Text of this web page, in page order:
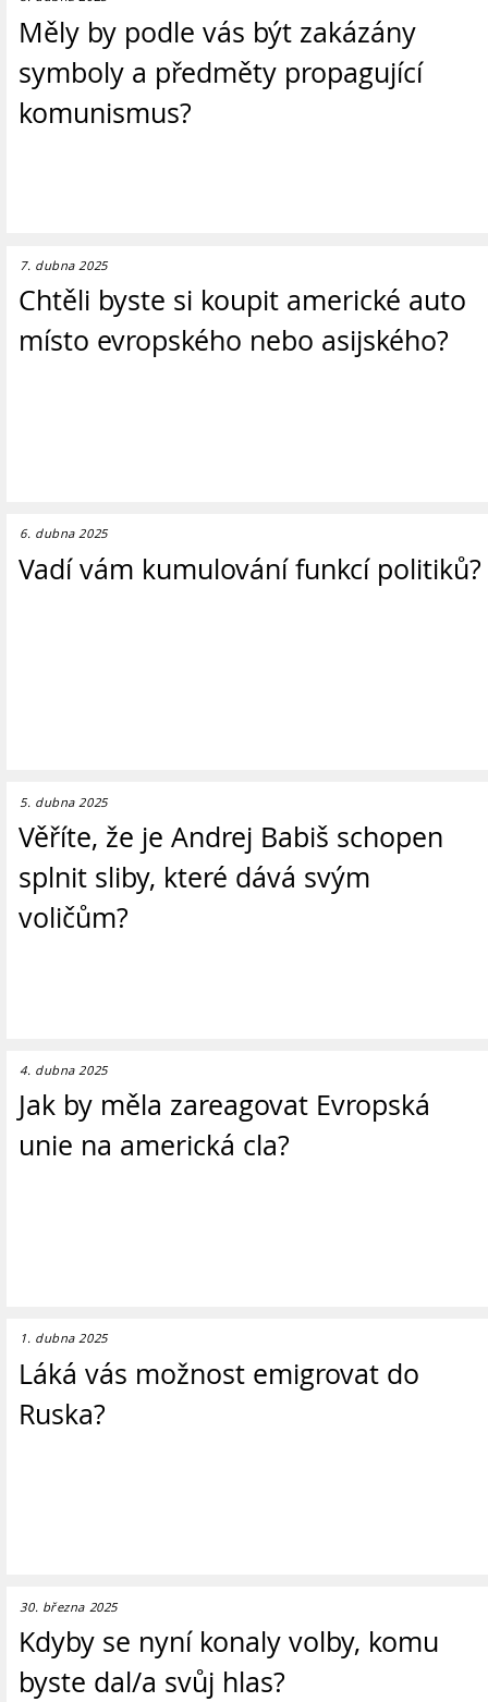
Měly by podle vás být zakázány
symboly a předměty propagující
komunismus?
7. dubna 2025
Chtěli byste si koupit americké auto
místo evropského nebo asijského?
6. dubna 2025
Vadí vám kumulování funkcí politiků?
5. dubna 2025
Věříte, že je Andrej Babiš schopen
splnit sliby, které dává svým
voličům?
4. dubna 2025
Jak by měla zareagovat Evropská
unie na americká cla?
1. dubna 2025
Láká vás možnost emigrovat do
Ruska?
30. března 2025
Kdyby se nyní konaly volby, komu
byste dal/a svůj hlas?